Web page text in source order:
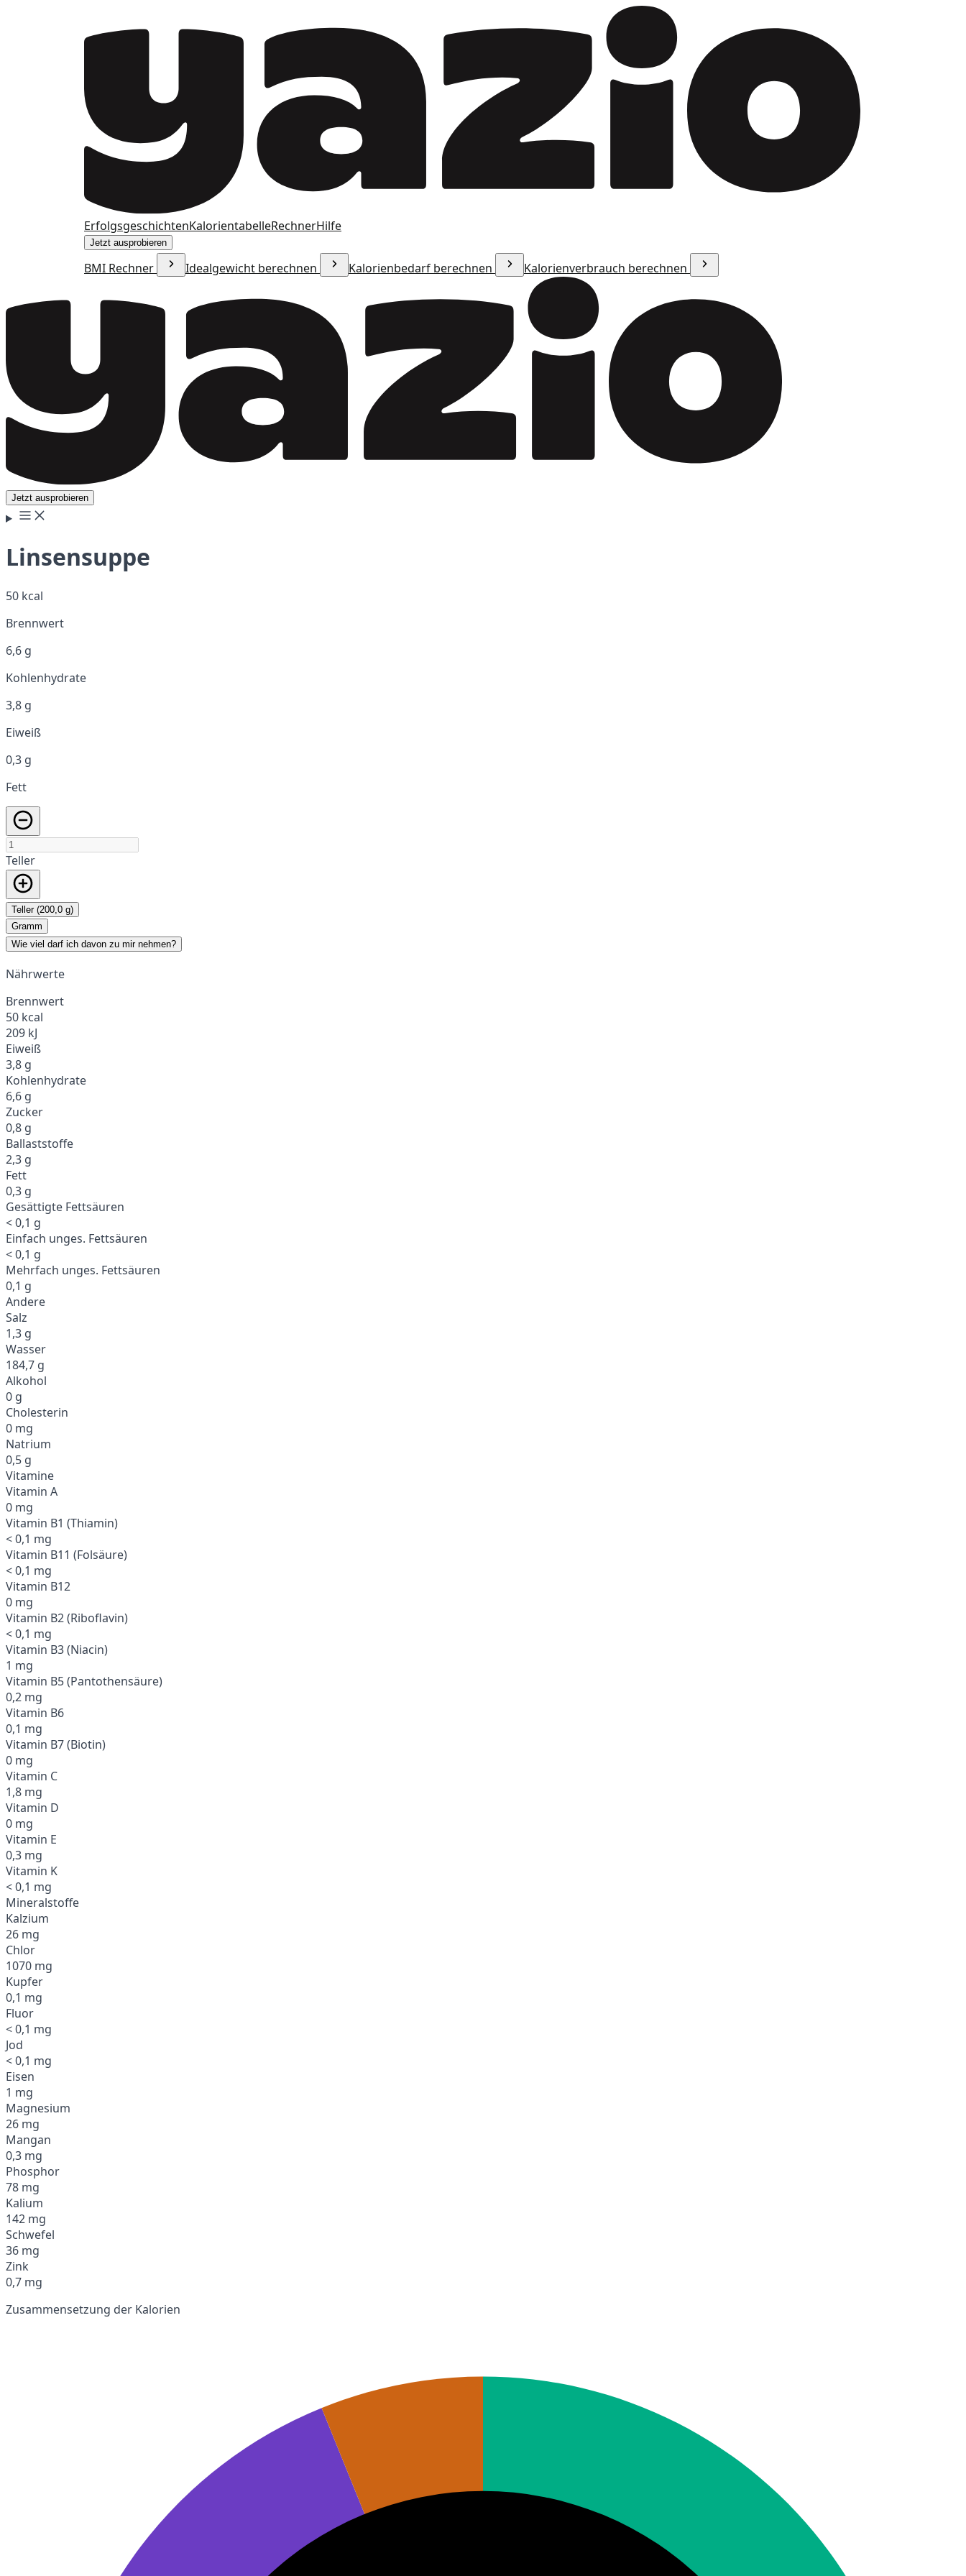
ErfolgsgeschichtenKalorientabelleRechnerHilfe
Jetzt ausprobieren
BMI Rechner Idealgewicht berechnen Kalorienbedarf berechnen Kalorienverbrauch berechnen
Jetzt ausprobieren
Linsensuppe
50 kcal
Brennwert
6,6 g
Kohlenhydrate
3,8 g
Eiweiß
0,3 g
Fett
Teller
Teller (200,0 g)
Gramm
Wie viel darf ich davon zu mir nehmen?
Nährwerte
Brennwert
50 kcal
209 kJ
Eiweiß
3,8 g
Kohlenhydrate
6,6 g
Zucker
0,8 g
Ballaststoffe
2,3 g
Fett
0,3 g
Gesättigte Fettsäuren
< 0,1 g
Einfach unges. Fettsäuren
< 0,1 g
Mehrfach unges. Fettsäuren
0,1 g
Andere
Salz
1,3 g
Wasser
184,7 g
Alkohol
0 g
Cholesterin
0 mg
Natrium
0,5 g
Vitamine
Vitamin A
0 mg
Vitamin B1 (Thiamin)
< 0,1 mg
Vitamin B11 (Folsäure)
< 0,1 mg
Vitamin B12
0 mg
Vitamin B2 (Riboflavin)
< 0,1 mg
Vitamin B3 (Niacin)
1 mg
Vitamin B5 (Pantothensäure)
0,2 mg
Vitamin B6
0,1 mg
Vitamin B7 (Biotin)
0 mg
Vitamin C
1,8 mg
Vitamin D
0 mg
Vitamin E
0,3 mg
Vitamin K
< 0,1 mg
Mineralstoffe
Kalzium
26 mg
Chlor
1070 mg
Kupfer
0,1 mg
Fluor
< 0,1 mg
Jod
< 0,1 mg
Eisen
1 mg
Magnesium
26 mg
Mangan
0,3 mg
Phosphor
78 mg
Kalium
142 mg
Schwefel
36 mg
Zink
0,7 mg
Zusammensetzung der Kalorien